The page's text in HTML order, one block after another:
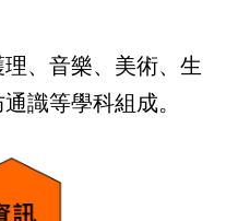
、音樂、美術、生
識等學科組成。